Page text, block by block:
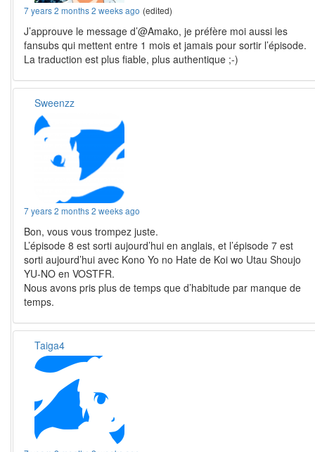
7 years 2 months 2 weeks ago (edited)
J’approuve le message d’@Amako, je préfère moi aussi les
fansubs qui mettent entre 1 mois et jamais pour sortir l’épisode.
La traduction est plus fiable, plus authentique ;-)
Sweenzz
7 years 2 months 2 weeks ago
Bon, vous vous trompez juste.
L’épisode 8 est sorti aujourd’hui en anglais, et l’épisode 7 est
sorti aujourd’hui avec Kono Yo no Hate de Koi wo Utau Shoujo
YU-NO en VOSTFR.
Nous avons pris plus de temps que d’habitude par manque de
temps.
Taiga4